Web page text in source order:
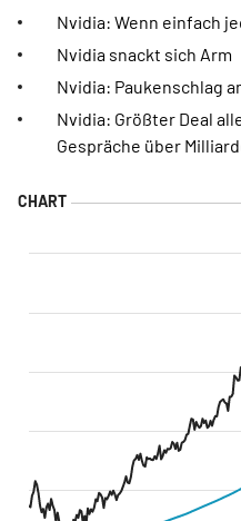
Nvidia: Wenn einfach
Nvidia snackt sich Arm
Nvidia: Paukenschlag
Nvidia: Größter Deal
Gespräche über